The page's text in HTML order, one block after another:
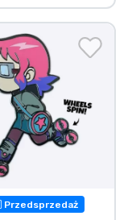
Przedsprzedaż